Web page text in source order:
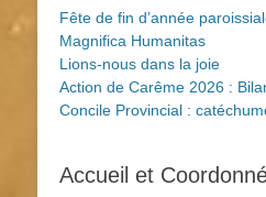
Fête de fin d’année
Magnifica Humanitas
Lions-nous dans la joie
Action de Carême 2026 :
Concile Provincial :
Accueil et